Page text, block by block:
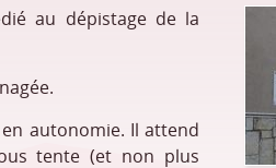
au dépistage de la
autonomie. Il attend
tente (et non plus